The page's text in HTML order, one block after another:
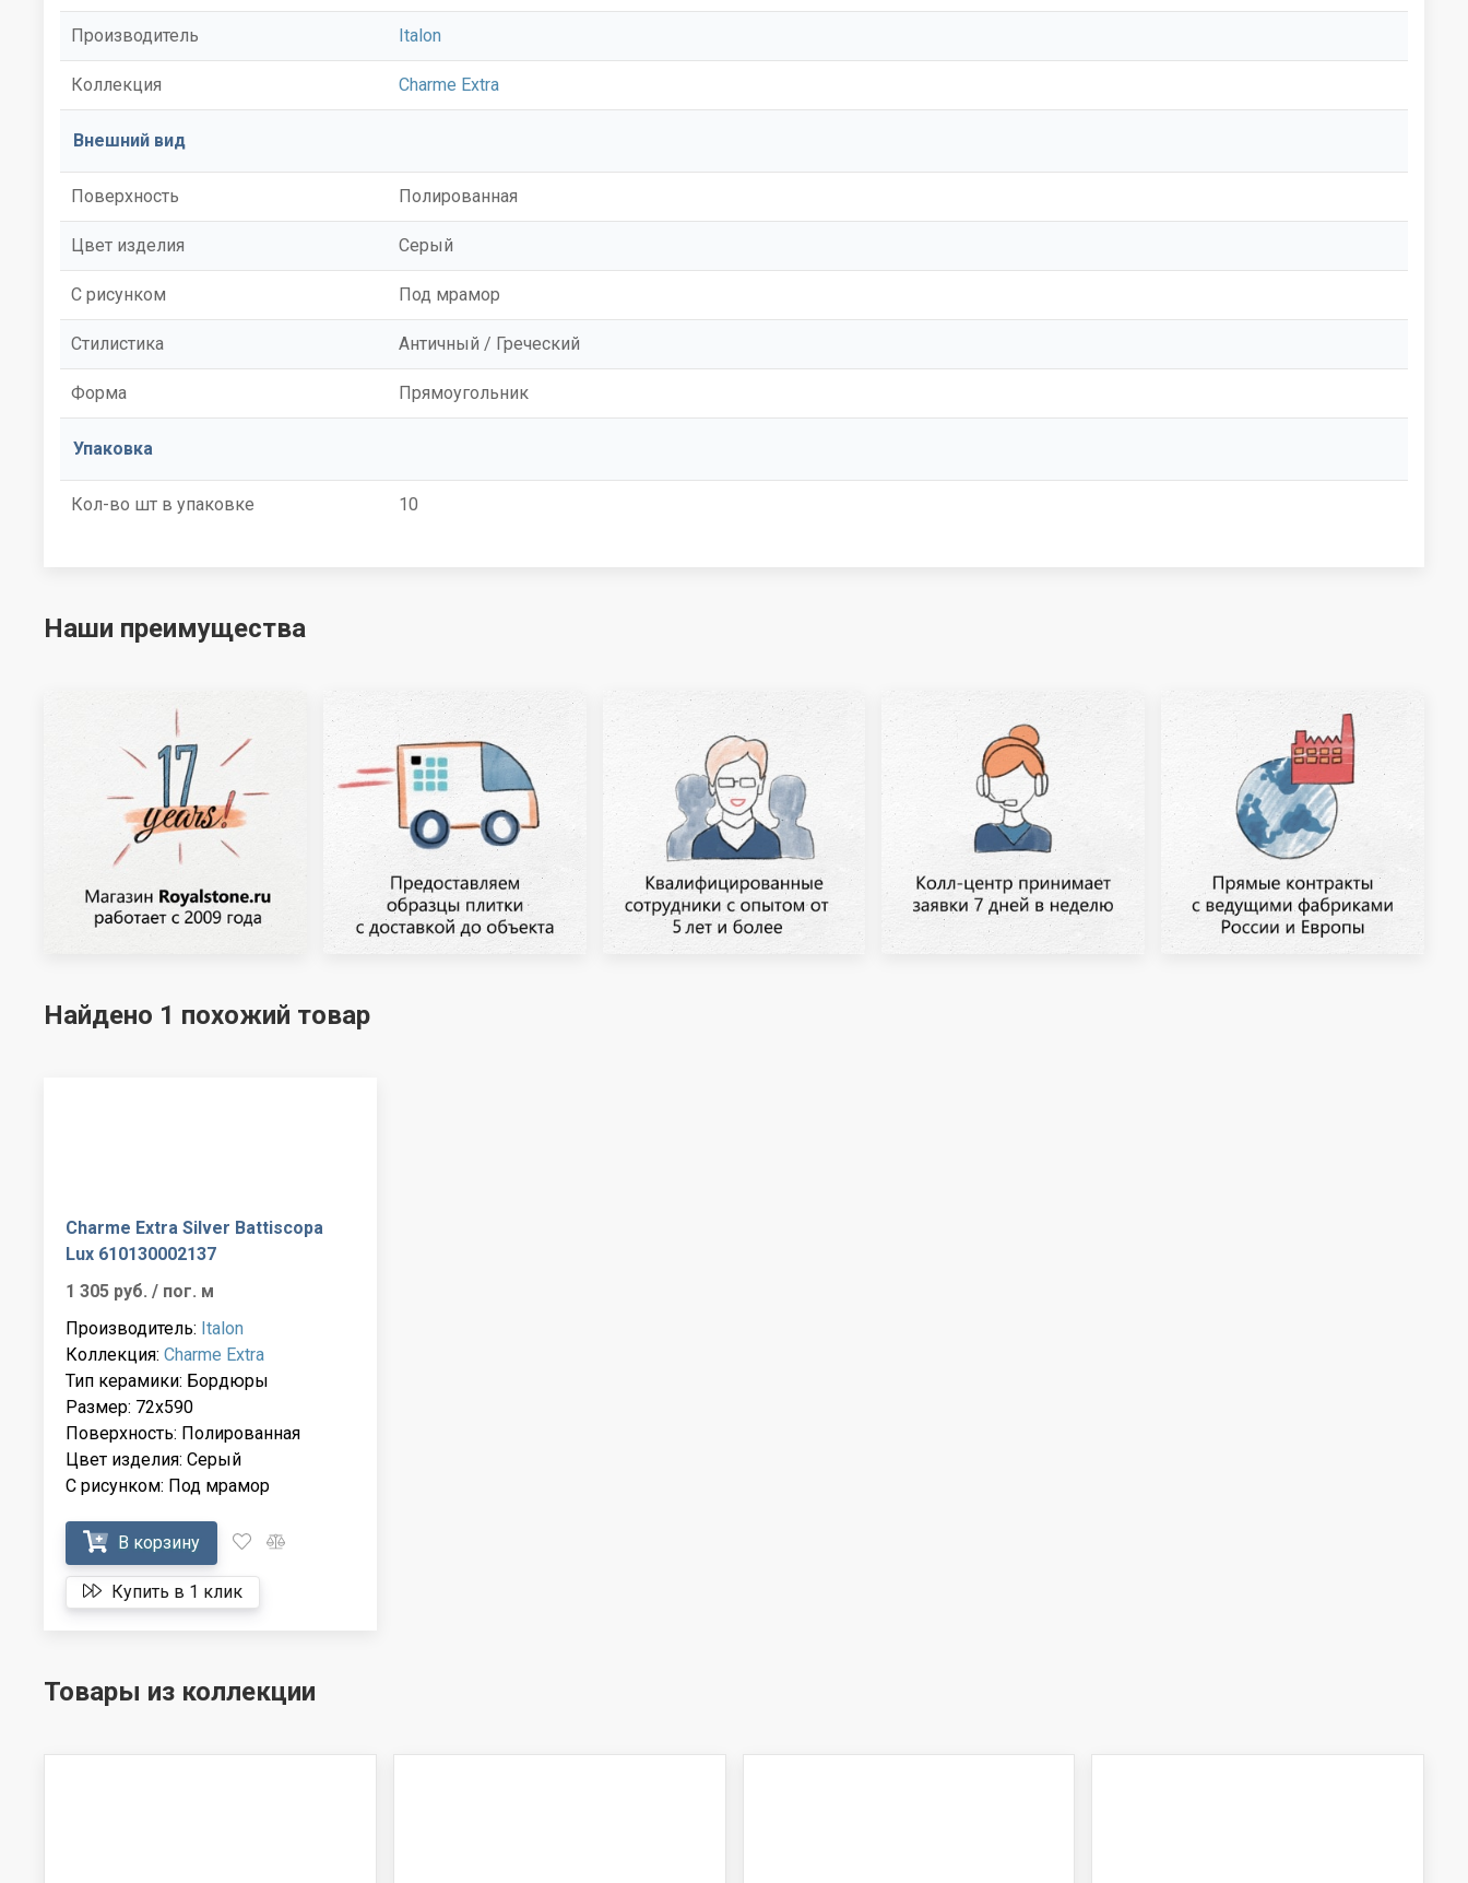
Производитель Italon
Коллекция Charme Extra
Внешний вид
Поверхность Полированная
Цвет изделия Серый
С рисунком Под мрамор
Стилистика Античный / Греческий
Форма Прямоугольник
Упаковка
Кол-во шт в упаковке 10
Наши преимущества
Найдено 1 похожий товар
Charme Extra Silver Battiscopa
Lux 610130002137
1 305 руб. / пог. м
Производитель: Italon
Коллекция: Charme Extra
Тип керамики: Бордюры
Размер: 72x590
Поверхность: Полированная
Цвет изделия: Серый
С рисунком: Под мрамор
В корзину
Купить в 1 клик
Товары из коллекции